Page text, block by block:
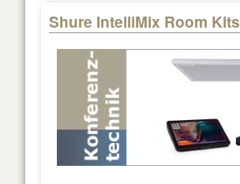
Shure IntelliMix Room Kits
Pages